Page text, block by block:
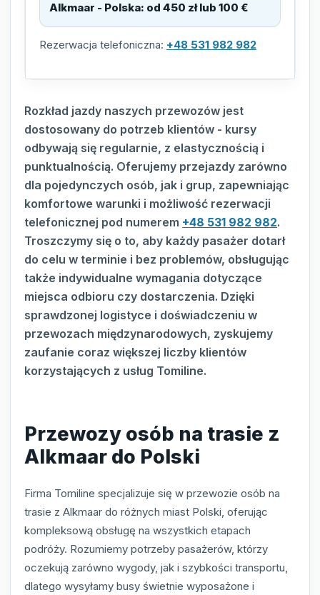
Alkmaar - Polska: od 450 zł lub 100 €
Rezerwacja telefoniczna: +48 531 982 982
Rozkład jazdy naszych przewozów jest
dostosowany do potrzeb klientów - kursy
odbywają się regularnie, z elastycznością i
punktualnością. Oferujemy przejazdy zarówno
dla pojedynczych osób, jak i grup, zapewniając
komfortowe warunki i możliwość rezerwacji
telefonicznej pod numerem +48 531 982 982.
Troszczymy się o to, aby każdy pasażer dotarł
do celu w terminie i bez problemów, obsługując
także indywidualne wymagania dotyczące
miejsca odbioru czy dostarczenia. Dzięki
sprawdzonej logistyce i doświadczeniu w
przewozach międzynarodowych, zyskujemy
zaufanie coraz większej liczby klientów
korzystających z usług Tomiline.
Przewozy osób na trasie z
Alkmaar do Polski
Firma Tomiline specjalizuje się w przewozie osób na
trasie z Alkmaar do różnych miast Polski, oferując
kompleksową obsługę na wszystkich etapach
podróży. Rozumiemy potrzeby pasażerów, którzy
oczekują zarówno wygody, jak i szybkości transportu,
dlatego wysyłamy busy świetnie wyposażone i